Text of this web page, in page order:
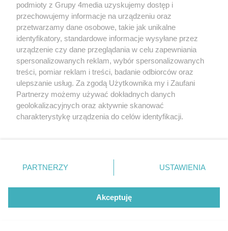
Mistrzowie parkowania #108 Liczba
podmioty z Grupy 4media uzyskujemy dostęp i
przechowujemy informacje na urządzeniu oraz
przetwarzamy dane osobowe, takie jak unikalne
identyfikatory, standardowe informacje wysyłane przez
urządzenie czy dane przeglądania w celu zapewniania
spersonalizowanych reklam, wybór spersonalizowanych
treści, pomiar reklam i treści, badanie odbiorców oraz
ulepszanie usług. Za zgodą Użytkownika my i Zaufani
Partnerzy możemy używać dokładnych danych
geolokalizacyjnych oraz aktywnie skanować
charakterystykę urządzenia do celów identyfikacji.
zmienić/wycofać klikając przycisk ustawień prywatności
znajdujący się w lewym dolnym rogu strony
. Niektóre
użytkownika, ale masz prawo sprzeciwić się takiemu
przetwarzaniu. Preferencje będą miały zastosowania tylko
PARTNERZY USTAWIENIA
Akceptuję